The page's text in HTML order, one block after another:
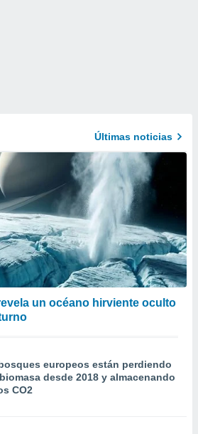
Últimas noticias
un océano hirviente oculto
europeos están perdiendo
desde 2018 y almacenando
CO2